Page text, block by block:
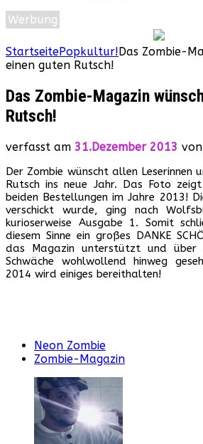
Werbung
StartseitePopkultur!Das Zombie-
einen guten Rutsch!
Das Zombie-Magazin
Rutsch!
verfasst am 31.Dezember 2013 von
Der Zombie wünscht allen Leserinnen
Rutsch ins neue Jahr. Das Foto
beiden Bestellungen im Jahre 2013!
verschickt wurde, ging nach
kurioserweise Ausgabe 1. Somit
diesem Sinne ein großes DANKE
das Magazin unterstützt und über
Schwäche wohlwollend hinweg
2014 wird einiges bereithalten!
Neon Zombie
Zombie-Magazin